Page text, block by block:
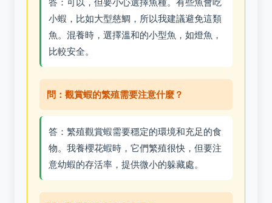
小蝦，比如大型慈鯛，所以我建議避免這類
魚。混養時，選擇溫和的小型魚，如燈魚，
比較安全。
問：觀賞蝦的繁殖需要注意什麼？
答：繁殖觀賞蝦需要穩定的環境和充足的食
物。我養櫻花蝦時，它們繁殖很快，但要注
意幼蝦的存活率，提供微小的躲藏處。